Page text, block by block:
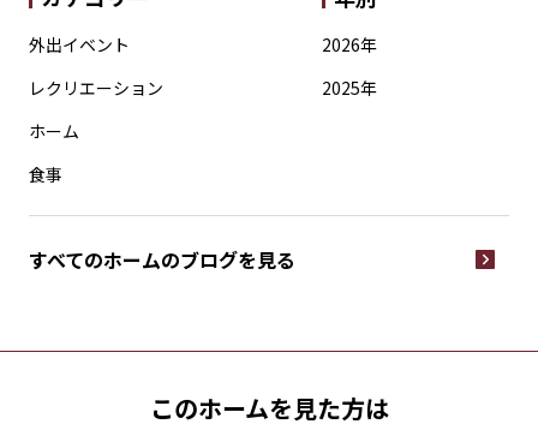
外出イベント
レクリエーション
ホーム
食事
2026年
2025年
すべてのホームのブログを見る
このホームを見た方は